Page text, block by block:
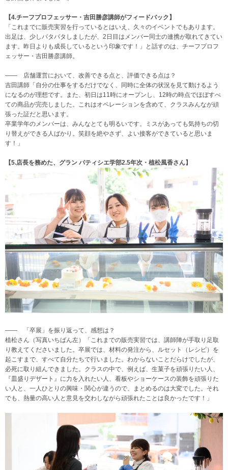
【4.チーフプロフェッサー・吉田勝彦講師がフィードバック】
「これまでに販売実習を行っているとはいえ、久々のイベントでもあります。
出足は、少しバタバタしましたが、2日目はメンバー同士の連携が取れてきてい
ます。昨日よりも成長しているという印象です！」と話すのは、チーフプロフ
ェッサー・吉田勝彦講師。
―― 店舗運営において、改善できる点と、評価できる点は？
吉田講師「自分の仕事をするだけでなく、同時に全体の状況を見て動けるよう
になるのが理想です。また、初日は11時にオープンし、12時の時点でほぼすべ
ての商品が完売しました。これはオペレーションを含めて、クラスみんなが頑
張った証だと思います。
卒業学年のメンバーは、みんなとても明るいです。ミスがあっても気持ちの切
り替えができる人ばかり。笑顔を絶やさず、よい接客ができていると思いま
す！」
【5.店長を務めた、グラン パティシエ学部2.5年次・植松風香さん】
―― 「卒展」を振り返って、感想は？
植松さん（写真いちばん左）「これまでの販売実習では、講師陣が手取り足取
り教えてくださいました。卒展では、材料の発注から、ルセット（レシピ）を
起こすまで、すべて自分たちで行いました。わからないことだらけでしたが、
必死に取り組んできました。クラスの中で、例えば、生菓子を頑張りたい人、
『皿盛りデザート』に力を入れたい人、看板やショーケースの装飾を頑張りた
い人と、一人ひとりの興味・関心が違うので、まとめるのは大変でした。それ
でも、熱量の高い人と意見を交わしながら頑張れたことは良かったです！」